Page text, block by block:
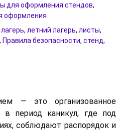
для оформления стендов,
оформления
лагерь, летний лагерь, листы,
, Правила безопасности, стенд,
— это организованное
в период каникул, где под
соблюдают распорядок и